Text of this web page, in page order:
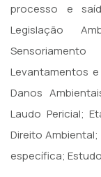
processo e
Legislação
Levantamentos
Danos
Laudo Pericial;
Direito
específica;